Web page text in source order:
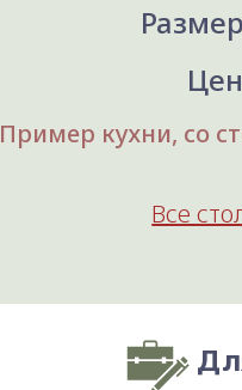
Пример кухни, со
Все